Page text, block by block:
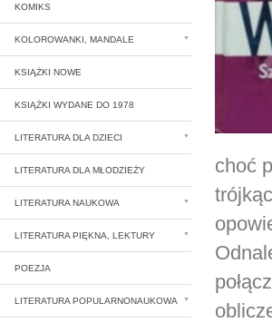
KOMIKS
KOLOROWANKI, MANDALE
KSIĄŻKI NOWE
KSIĄŻKI WYDANE DO 1978
LITERATURA DLA DZIECI
LITERATURA DLA MŁODZIEŻY
LITERATURA NAUKOWA
LITERATURA PIĘKNA, LEKTURY
POEZJA
LITERATURA POPULARNONAUKOWA
choć